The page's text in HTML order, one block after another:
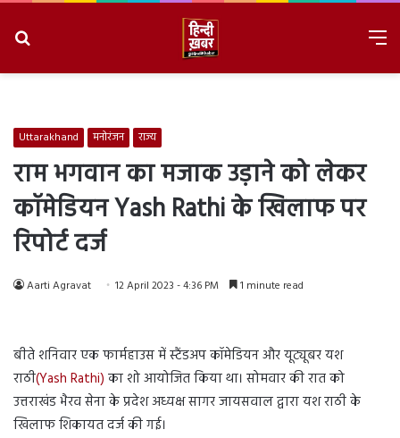
Uttarakhand मनोरंजन राज्य
राम भगवान का मजाक उड़ाने को लेकर
कॉमेडियन Yash Rathi के खिलाफ पर
रिपोर्ट दर्ज
Aarti Agravat 12 April 2023 - 4:36 PM 1 minute read
बीते शनिवार एक फार्महाउस में स्टैंडअप कॉमेडियन और यूट्यूबर यश
राठी(Yash Rathi) का शो आयोजित किया था। सोमवार की रात को
उत्तराखंड भैरव सेना के प्रदेश अध्यक्ष सागर जायसवाल द्वारा यश राठी के
खिलाफ शिकायत दर्ज की गई।